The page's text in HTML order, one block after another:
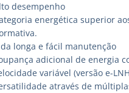
desempenho
energética superior
longa e fácil manutenção
adicional de energia
variável (versão e-
através de